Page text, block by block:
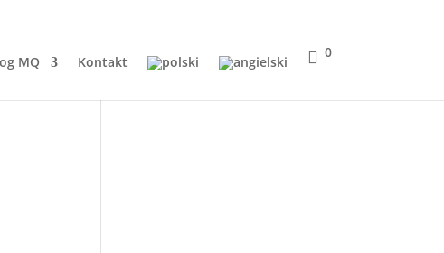
MQ Kontakt
0